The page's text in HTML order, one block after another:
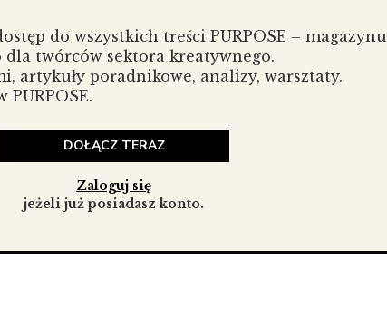
być czasem redefinicji.
do wszystkich treści PURPOSE – magazynu
twórców sektora kreatywnego.
artykuły poradnikowe, analizy, warsztaty.
PURPOSE.
DOŁĄCZ TERAZ
Zaloguj się
jeżeli już posiadasz konto.